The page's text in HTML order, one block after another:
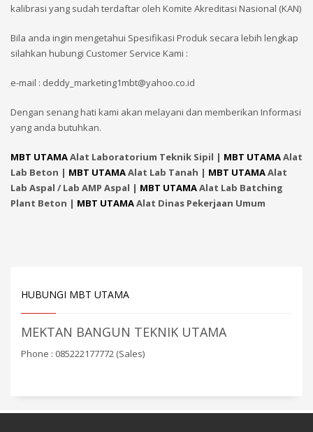
kalibrasi yang sudah terdaftar oleh Komite Akreditasi Nasional (KAN)
Bila anda ingin mengetahui Spesifikasi Produk secara lebih lengkap
silahkan hubungi Customer Service Kami :
e-mail : deddy_marketing1mbt@yahoo.co.id
Dengan senang hati kami akan melayani dan memberikan Informasi
yang anda butuhkan.
MBT UTAMAAlat Laboratorium Teknik Sipil | MBT UTAMAAlat
Lab Beton | MBT UTAMAAlat Lab Tanah | MBT UTAMAAlat
Lab Aspal / Lab AMP Aspal | MBT UTAMAAlat Lab Batching
Plant Beton | MBT UTAMAAlat Dinas Pekerjaan Umum
HUBUNGI MBT UTAMA
MEKTAN BANGUN TEKNIK UTAMA
Phone : 085222177772 (Sales)